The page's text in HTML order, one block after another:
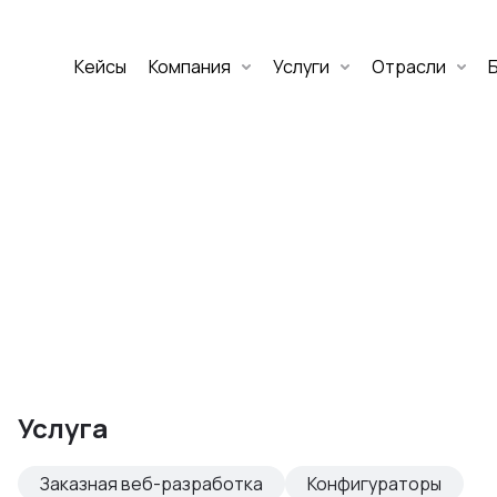
Кейсы Компания Услуги Отрасли
Услуга
Заказная веб-разработка
Конфигураторы